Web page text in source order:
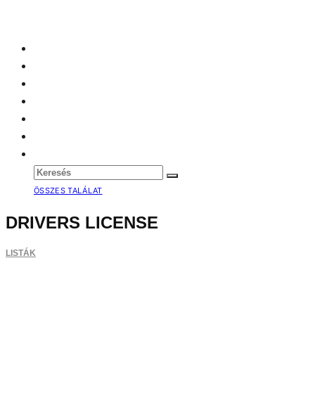
ÖSSZES TALÁLAT
DRIVERS LICENSE
LISTÁK